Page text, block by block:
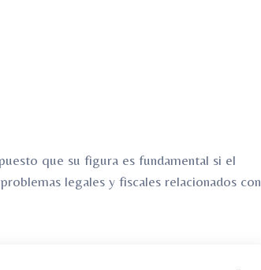
que su figura es fundamental si el
legales y fiscales relacionados con